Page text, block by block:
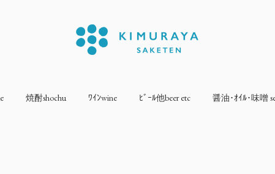
焼酎shochu ﾜｲﾝwine ﾋﾞｰﾙ他beer etc 醤油･ｵｲﾙ･味噌